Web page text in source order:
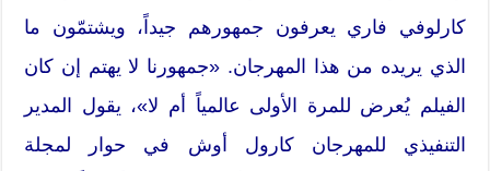
كارلوفي فاري يعرفون جمهورهم جيداً، ويشتمّون ما
الذي يريده من هذا المهرجان. «جمهورنا لا يهتم إن كان
الفيلم يُعرض للمرة الأولى عالمياً أم لا»، يقول المدير
التنفيذي للمهرجان كارول أوش في حوار لمجلة